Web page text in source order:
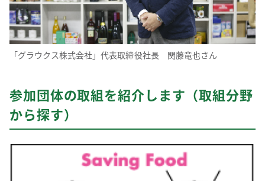
「グラウクス株式会社」代表取締役社長 関藤竜也さん
参加団体の取組を紹介します（取組分野
から探す）